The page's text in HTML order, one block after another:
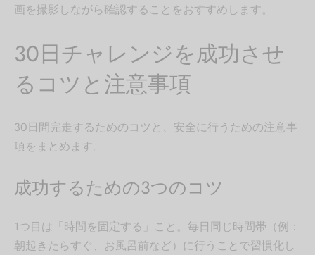
画を撮影しながら確認することをおすすめします。
30日チャレンジを成功させ
るコツと注意事項
30日間完走するためのコツと、安全に行うための注意事
項をまとめます。
成功するための3つのコツ
1つ目は「時間を固定する」こと。毎日同じ時間帯（例：
朝起きたらすぐ、お風呂前など）に行うことで習慣化し